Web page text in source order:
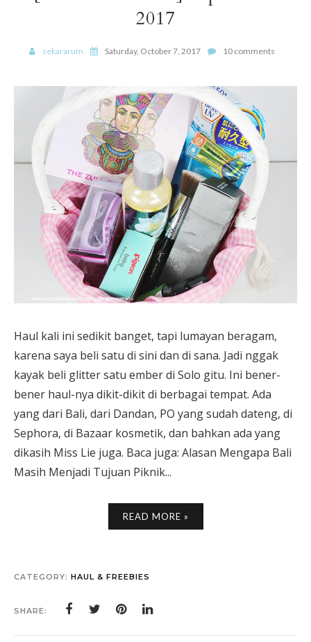
2017
sekararum Saturday, October 7, 2017 10 comments
Haul kali ini sedikit banget, tapi lumayan beragam,
karena saya beli satu di sini dan di sana. Jadi nggak
kayak beli glitter satu ember di Solo gitu. Ini bener-
bener haul-nya dikit-dikit di berbagai tempat. Ada
yang dari Bali, dari Dandan, PO yang sudah dateng, di
Sephora, di Bazaar kosmetik, dan bahkan ada yang
dikasih Miss Lie juga. Baca juga: Alasan Mengapa Bali
Masih Menjadi Tujuan Piknik...
READ MORE »
CATEGORY: HAUL & FREEBIES
SHARE: